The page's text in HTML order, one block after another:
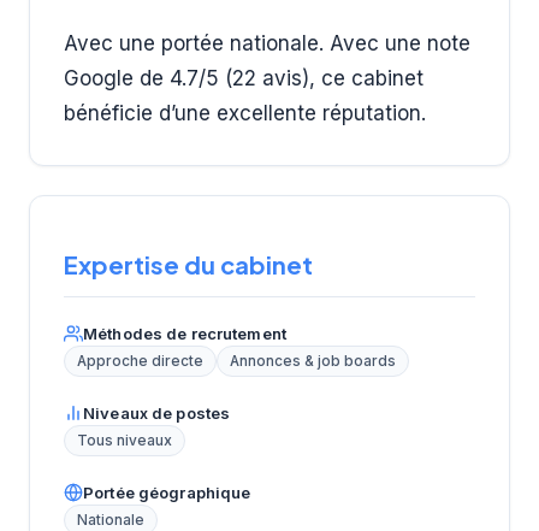
Avec une portée nationale. Avec une note
Google de 4.7/5 (22 avis), ce cabinet
bénéficie d’une excellente réputation.
Expertise du cabinet
Méthodes de recrutement
Approche directe Annonces & job boards
Niveaux de postes
Tous niveaux
Portée géographique
Nationale